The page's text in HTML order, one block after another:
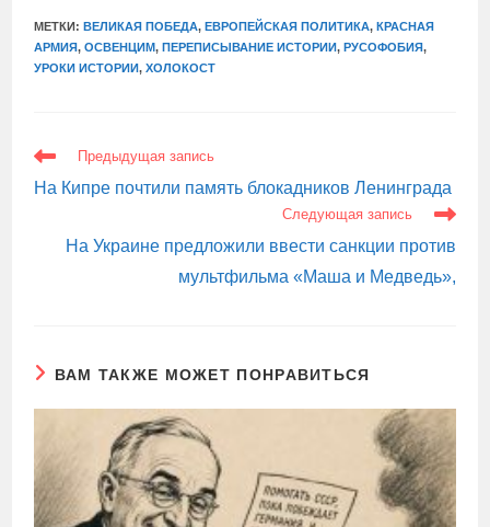
МЕТКИ:ВЕЛИКАЯ ПОБЕДА, ЕВРОПЕЙСКАЯ ПОЛИТИКА, КРАСНАЯ
АРМИЯ, ОСВЕНЦИМ, ПЕРЕПИСЫВАНИЕ ИСТОРИИ, РУСОФОБИЯ,
УРОКИ ИСТОРИИ, ХОЛОКОСТ
ЕЩЕ
СТАТЬИ
Предыдущая запись
На Кипре почтили память блокадников Ленинграда
Следующая запись
На Украине предложили ввести санкции против
мультфильма «Маша и Медведь»,
ВАМ ТАКЖЕ МОЖЕТ ПОНРАВИТЬСЯ